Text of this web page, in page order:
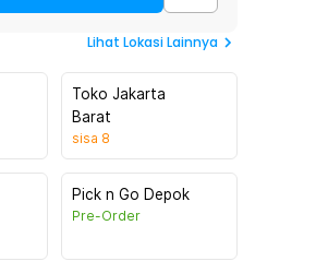
Lihat Lokasi Lainnya
Toko Jakarta
Barat
sisa 8
Pick n Go Depok
Pre-Order